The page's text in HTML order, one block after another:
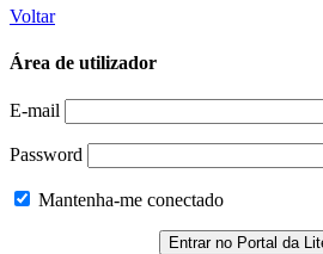
Voltar
Área de utilizador
E-mail
Password
Mantenha-me conectado